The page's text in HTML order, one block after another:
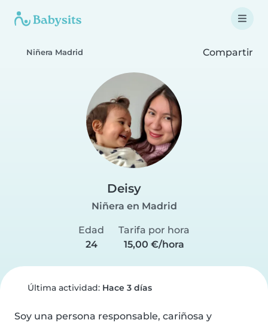
Niñera Madrid Compartir
Deisy
Niñera en Madrid
Edad
24
Tarifa por hora
15,00 €/hora
Última actividad: Hace 3 días
Soy una persona responsable, cariñosa y